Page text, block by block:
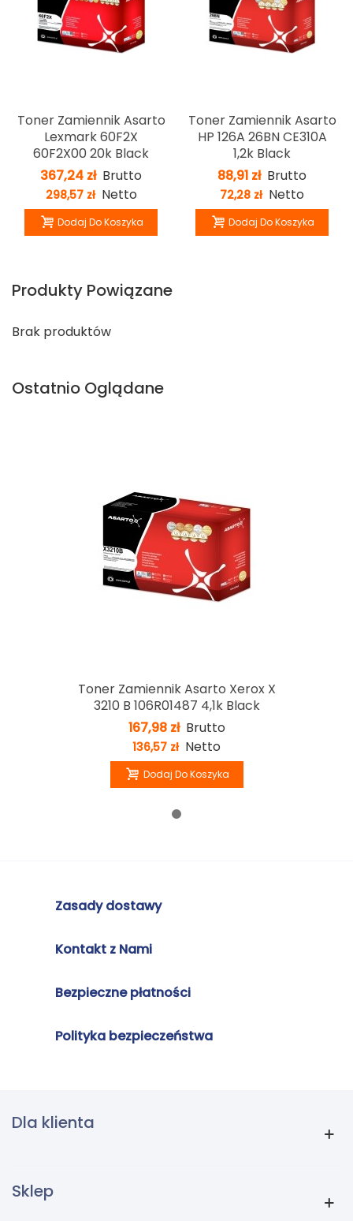
Toner Zamiennik Asarto
Lexmark 60F2X
60F2X00 20k Black
367,24 zł Brutto
298,57 zł Netto
Dodaj Do Koszyka
Toner Zamiennik Asarto
HP 126A 26BN CE310A
1,2k Black
88,91 zł Brutto
72,28 zł Netto
Dodaj Do Koszyka
Produkty Powiązane
Brak produktów
Ostatnio Oglądane
Toner Zamiennik Asarto Xerox X
3210 B 106R01487 4,1k Black
167,98 zł Brutto
136,57 zł Netto
Dodaj Do Koszyka
Zasady dostawy
Kontakt z Nami
Bezpieczne płatności
Polityka bezpieczeństwa
Dla klienta
Sklep